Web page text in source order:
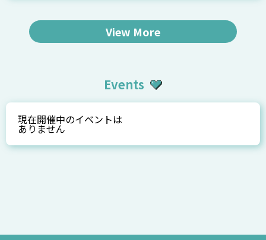
View More
Events
現在開催中のイベントは
ありません